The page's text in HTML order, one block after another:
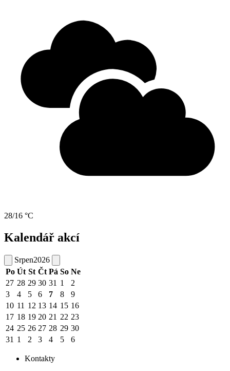
28/16 °C
Kalendář akcí
Srpen2026
Po Út St Čt Pá So Ne
27 28 29 30 31 1
2
3
4 5 6 7 8
9
10 11 12 13 14 15 16
17 18 19 20 21 22 23
24 25 26 27 28 29 30
31 1 2 3 4 5 6
Kontakty